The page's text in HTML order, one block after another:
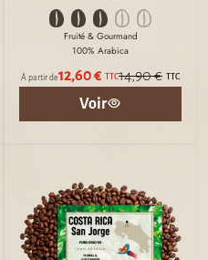
Fruité & Gourmand
100% Arabica
À partir de12,60 € TTC14,90 € TTC
Voir